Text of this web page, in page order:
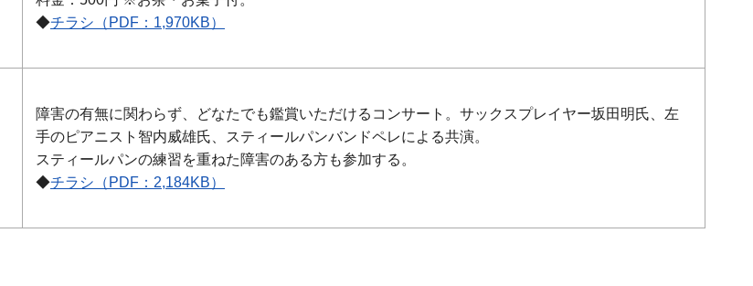
◆チラシ（PDF：1,970KB）
障害の有無に関わらず、どなたでも鑑賞いただけるコンサート。サックスプレイヤー坂田明氏、左
手のピアニスト智内威雄氏、スティールパンバンドペレによる共演。
スティールパンの練習を重ねた障害のある方も参加する。
◆チラシ（PDF：2,184KB）